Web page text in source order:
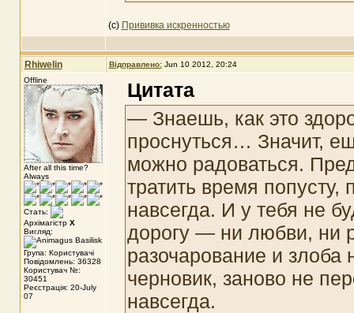
(с) Прививка искренностью
Rhiwelin Відправлено: Jun 10 2012, 20:24
Offline
After all this time?
Always
Стать:
Архімагістр X
Вигляд:
Група: Користувачі
Повідомлень: 36328
Користувач №:
30451
Реєстрація: 20-July
07
Цитата
— Знаешь, как это
проснуться… Значит,
можно радоваться.
тратить время
навсегда. И у тебя не
дорогу — ни любви, ни
разочарование и
черновик, заново не
навсегда.